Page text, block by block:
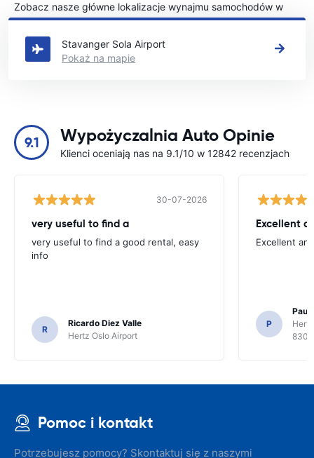
Zobacz nasze główne lokalizacje wynajmu samochodów w
Stavanger
Stavanger Sola Airport
Pokaż na mapie
9.1 Wypożyczalnia Auto Opinie
Klienci oceniają nas na 9.1/10 w 12842 recenzjach
30-07-2026
very useful to find a
very useful to find a good rental, easy
info
R
Ricardo Diez Valle
Hertz Oslo Airport
Excellent
Excellent
P
Paul
8300
Pomoc i kontakt
Potrzebujesz pomocy? Skontaktuj się z naszymi